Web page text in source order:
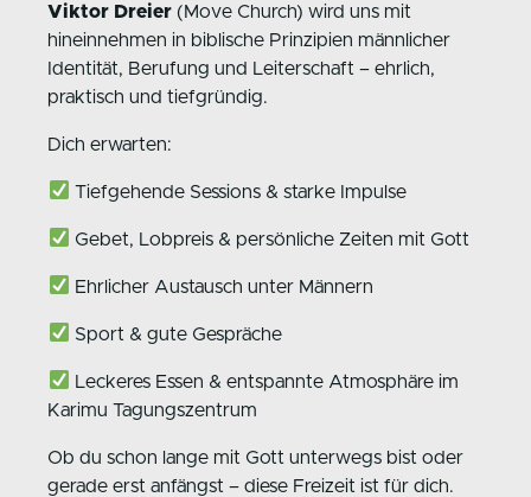
Viktor Dreier (Move Church) wird uns mit
hineinnehmen in biblische Prinzipien männlicher
Identität, Berufung und Leiterschaft – ehrlich,
praktisch und tiefgründig.
Dich erwarten:
Tiefgehende Sessions & starke Impulse
Gebet, Lobpreis & persönliche Zeiten mit Gott
Ehrlicher Austausch unter Männern
Sport & gute Gespräche
Leckeres Essen & entspannte Atmosphäre im
Karimu Tagungszentrum
Ob du schon lange mit Gott unterwegs bist oder
gerade erst anfängst – diese Freizeit ist für dich.